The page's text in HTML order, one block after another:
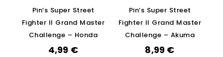
Pin’s Super Street
Fighter II Grand Master
Challenge – Honda
4,99 €
Pin’s Super Street
Fighter II Grand Master
Challenge – Akuma
8,99 €